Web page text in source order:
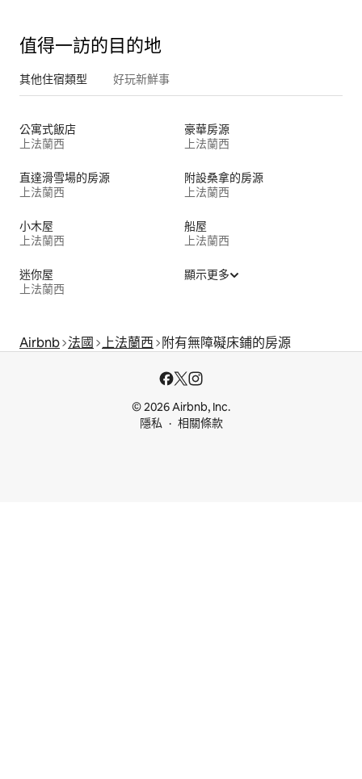
值得一訪的目的地
其他住宿類型 好玩新鮮事
公寓式飯店
上法蘭西
豪華房源
上法蘭西
直達滑雪場的房源
上法蘭西
附設桑拿的房源
上法蘭西
小木屋
上法蘭西
船屋
上法蘭西
迷你屋
上法蘭西
顯示更多
Airbnb 法國 上法蘭西 附有無障礙床鋪的房源
© 2026 Airbnb, Inc.
隱私
相關條款